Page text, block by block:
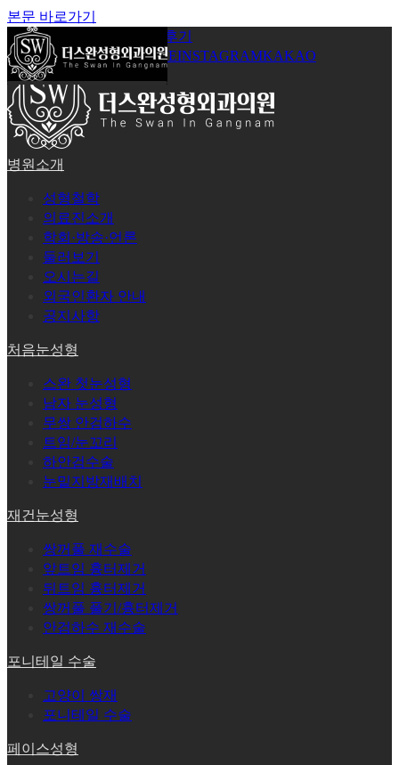
본문 바로가기
공지사항
시술후기
로그인회원가입YOUTUBEINSTAGRAMKAKAO
병원소개
성형철학
의료진소개
학회·방송·언론
둘러보기
오시는길
외국인환자 안내
공지사항
처음눈성형
스완 첫눈성형
남자 눈성형
무쌍 안검하수
트임/눈꼬리
하안검수술
눈밑지방재배치
재건눈성형
쌍꺼풀 재수술
앞트임 흉터제거
뒤트임 흉터제거
쌍꺼풀 풀기/흉터제거
안검하수 재수술
포니테일 수술
고양이 쌍재
포니테일 수술
페이스성형